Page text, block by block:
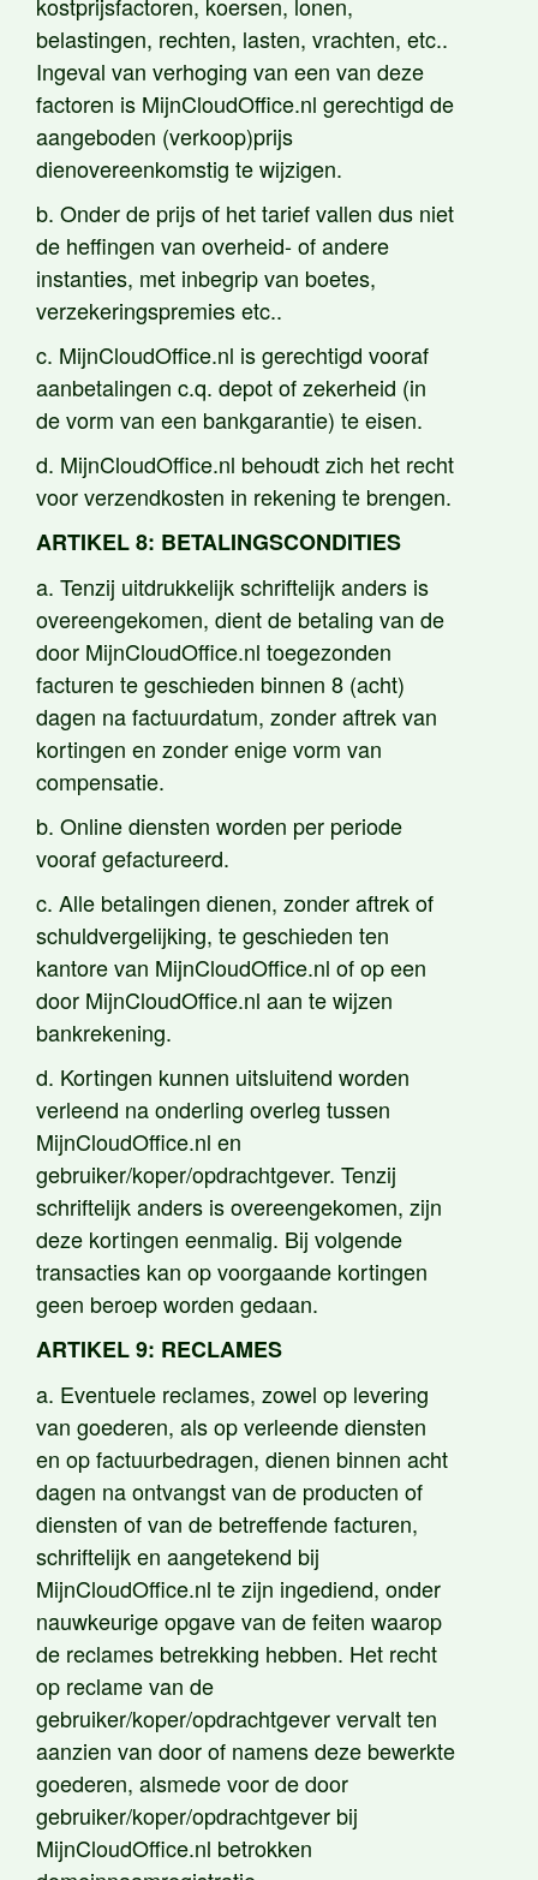
belastingen, rechten, lasten, vrachten, etc..
Ingeval van verhoging van een van deze
factoren is MijnCloudOffice.nl gerechtigd de
aangeboden (verkoop)prijs
dienovereenkomstig te wijzigen.
b. Onder de prijs of het tarief vallen dus niet
de heffingen van overheid- of andere
instanties, met inbegrip van boetes,
verzekeringspremies etc..
c. MijnCloudOffice.nl is gerechtigd vooraf
aanbetalingen c.q. depot of zekerheid (in
de vorm van een bankgarantie) te eisen.
d. MijnCloudOffice.nl behoudt zich het recht
voor verzendkosten in rekening te brengen.
ARTIKEL 8: BETALINGSCONDITIES
a. Tenzij uitdrukkelijk schriftelijk anders is
overeengekomen, dient de betaling van de
door MijnCloudOffice.nl toegezonden
facturen te geschieden binnen 8 (acht)
dagen na factuurdatum, zonder aftrek van
kortingen en zonder enige vorm van
compensatie.
b. Online diensten worden per periode
vooraf gefactureerd.
c. Alle betalingen dienen, zonder aftrek of
schuldvergelijking, te geschieden ten
kantore van MijnCloudOffice.nl of op een
door MijnCloudOffice.nl aan te wijzen
bankrekening.
d. Kortingen kunnen uitsluitend worden
verleend na onderling overleg tussen
MijnCloudOffice.nl en
gebruiker/koper/opdrachtgever. Tenzij
schriftelijk anders is overeengekomen, zijn
deze kortingen eenmalig. Bij volgende
transacties kan op voorgaande kortingen
geen beroep worden gedaan.
ARTIKEL 9: RECLAMES
a. Eventuele reclames, zowel op levering
van goederen, als op verleende diensten
en op factuurbedragen, dienen binnen acht
dagen na ontvangst van de producten of
diensten of van de betreffende facturen,
schriftelijk en aangetekend bij
MijnCloudOffice.nl te zijn ingediend, onder
nauwkeurige opgave van de feiten waarop
de reclames betrekking hebben. Het recht
op reclame van de
gebruiker/koper/opdrachtgever vervalt ten
aanzien van door of namens deze bewerkte
goederen, alsmede voor de door
gebruiker/koper/opdrachtgever bij
MijnCloudOffice.nl betrokken